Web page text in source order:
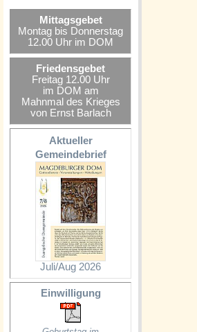
Mittagsgebet
Montag bis Donnerstag
12.00 Uhr im DOM
Friedensgebet
Freitag 12.00 Uhr
im DOM am
Mahnmal des Krieges
von Ernst Barlach
Aktueller
Gemeindebrief
Juli/Aug 2026
Einwilligung